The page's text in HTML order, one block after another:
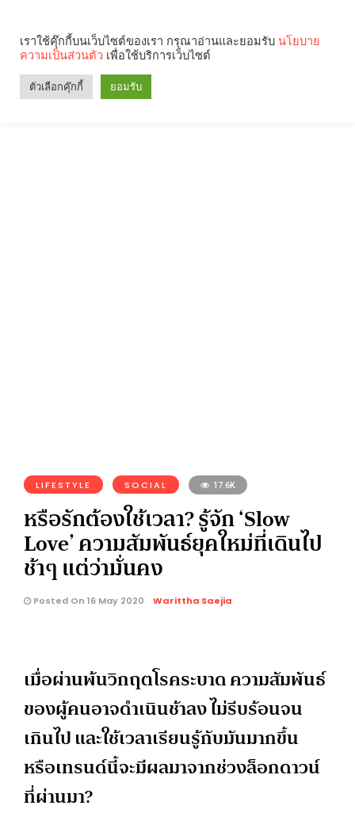
LIFESTYLE SOCIAL 17.6K
หรือรักต้องใช้เวลา? รู้จัก ‘Slow
Love’ ความสัมพันธ์ยุคใหม่ที่เดินไป
ช้าๆ แต่ว่ามั่นคง
Posted On 16 May 2020 Warittha Saejia
เมื่อผ่านพ้นวิกฤตโรคระบาด ความสัมพันธ์
ของผู้คนอาจดำเนินช้าลง ไม่รีบร้อนจน
เกินไป และใช้เวลาเรียนรู้กับมันมากขึ้น
หรือเทรนด์นี้จะมีผลมาจากช่วงล็อกดาวน์
ที่ผ่านมา?
เราใช้คุ๊กกี้บนเว็บไซต์ของเรา กรุณาอ่านและยอมรับ นโยบาย
ความเป็นส่วนตัว เพื่อใช้บริการเว็บไซต์
ตัวเลือกคุ๊กกี้ ยอมรับ